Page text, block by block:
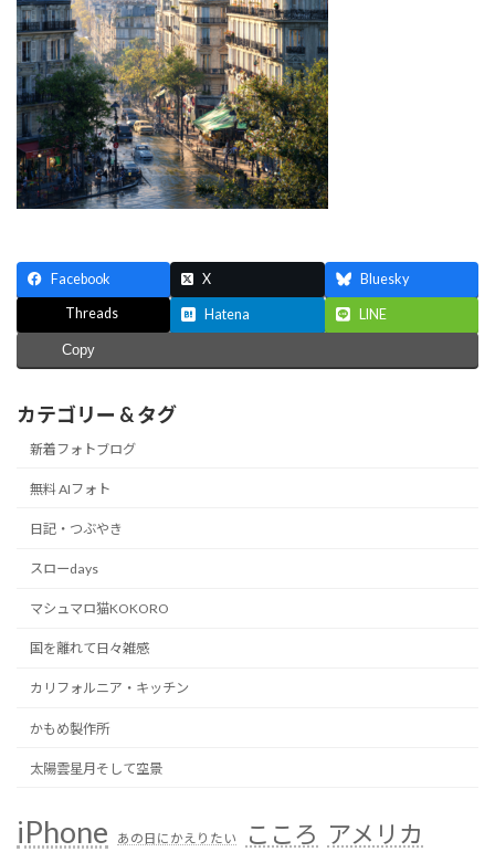
Facebook X Bluesky
Threads Hatena LINE
Copy
カテゴリー & タグ
新着フォトブログ
無料 AIフォト
日記・つぶやき
スローdays
マシュマロ猫KOKORO
国を離れて日々雑感
カリフォルニア・キッチン
かもめ製作所
太陽雲星月そして空景
iPhone あの日にかえりたい こころ アメリカ